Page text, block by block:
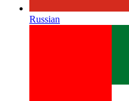
Russian